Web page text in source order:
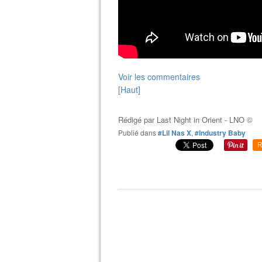
Voir les commentaires
[Haut]
Rédigé par Last Night in Orient - LNO ©
Publié dans#Lil Nas X, #Industry Baby